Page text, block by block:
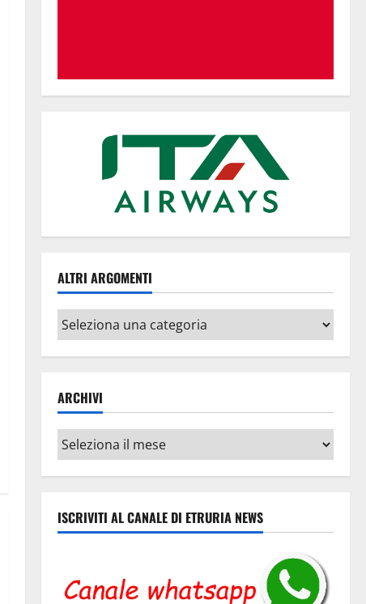
ALTRI ARGOMENTI
Altri
argomenti
ARCHIVI
Archivi
ISCRIVITI AL CANALE DI ETRURIA NEWS